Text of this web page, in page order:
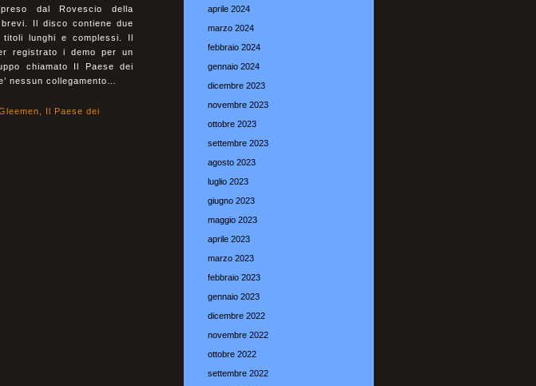
dal Rovescio della
Il disco contiene due
lunghi e complessi. Il
registrato i demo per un
chiamato Il Paese dei
nessun collegamento…
Il Paese dei
aprile 2024
marzo 2024
febbraio 2024
gennaio 2024
dicembre 2023
novembre 2023
ottobre 2023
settembre 2023
agosto 2023
luglio 2023
giugno 2023
maggio 2023
aprile 2023
marzo 2023
febbraio 2023
gennaio 2023
dicembre 2022
novembre 2022
ottobre 2022
settembre 2022